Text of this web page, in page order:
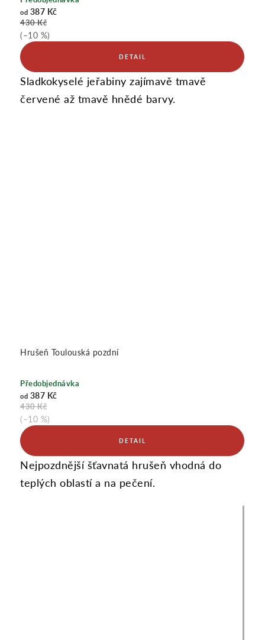
od 387 Kč
430 Kč
(–10 %)
Sladkokyselé jeřabiny zajímavě tmavě
červené až tmavě hnědé barvy.
Hrušeň Toulouská pozdní
Předobjednávka
od 387 Kč
430 Kč
(–10 %)
Nejpozdnější šťavnatá hrušeň vhodná do
teplých oblastí a na pečení.